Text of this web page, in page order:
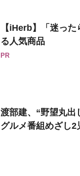
【iHerb】「迷っ
る人気商品
PR
渡部建、“野望丸
グルメ番組めざし2